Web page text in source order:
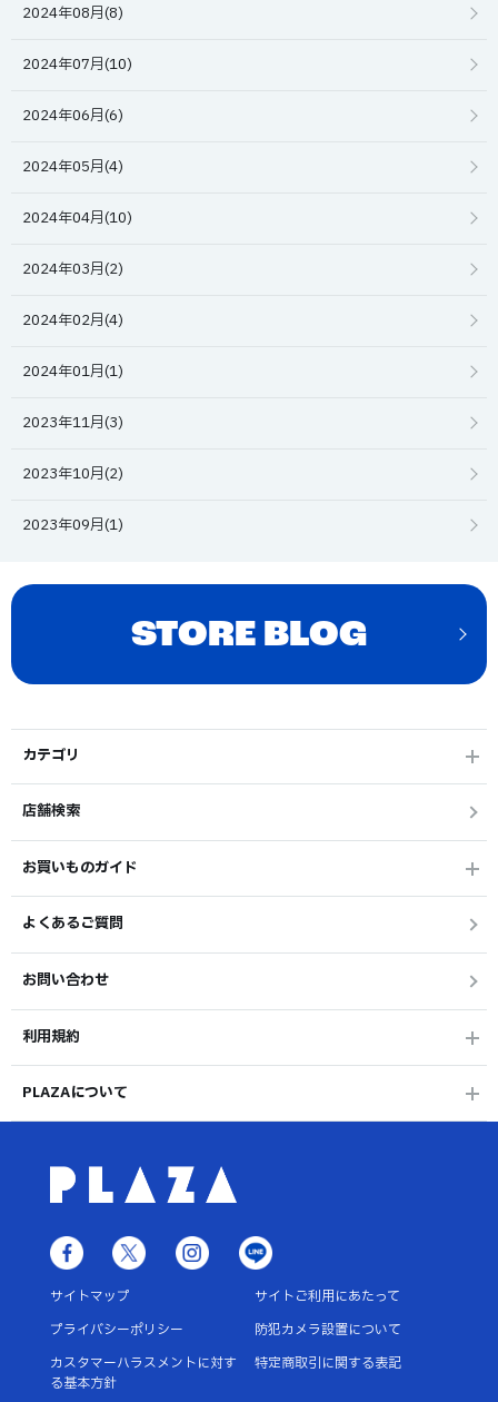
2024年08月(8)
2024年07月(10)
2024年06月(6)
2024年05月(4)
2024年04月(10)
2024年03月(2)
2024年02月(4)
2024年01月(1)
2023年11月(3)
2023年10月(2)
2023年09月(1)
STORE BLOG
カテゴリ
店舗検索
お買いものガイド
よくあるご質問
お問い合わせ
利用規約
PLAZAについて
サイトマップ
サイトご利用にあたって
プライバシーポリシー
防犯カメラ設置について
カスタマーハラスメントに対す
る基本方針
特定商取引に関する表記